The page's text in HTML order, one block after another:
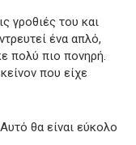
γροθιές του και
ένα απλό,
πολύ πιο πονηρή.
που είχε
θα είναι εύκολο